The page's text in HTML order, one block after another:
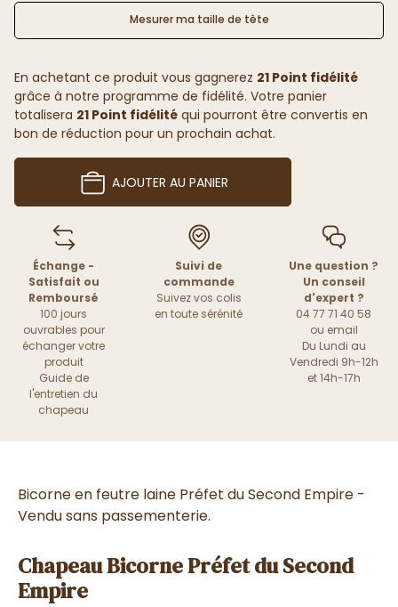
Mesurer ma taille de tête
En achetant ce produit vous gagnerez 21 Point fidélité
grâce à notre programme de fidélité. Votre panier
totalisera 21 Point fidélité qui pourront être convertis en
bon de réduction pour un prochain achat.
AJOUTER AU PANIER
Échange -
Satisfait ou
Remboursé
100 jours
ouvrables pour
échanger votre
produit
Guide de
l'entretien du
chapeau
Suivi de
commande
Suivez vos colis
en toute sérénité
Une question ?
Un conseil
d'expert ?
04 77 71 40 58
ou email
Du Lundi au
Vendredi 9h-12h
et 14h-17h
Bicorne en feutre laine Préfet du Second Empire -
Vendu sans passementerie.
Chapeau Bicorne Préfet du Second
Empire